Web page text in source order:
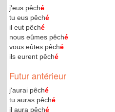
j'eus pêché
tu eus pêché
il eut pêché
nous eûmes pêché
vous eûtes pêché
ils eurent pêché
Futur antérieur
j'aurai pêché
tu auras pêché
il aura pêché